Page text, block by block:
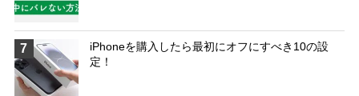
7
iPhoneを購入したら最初にオフにすべき10の設
定！